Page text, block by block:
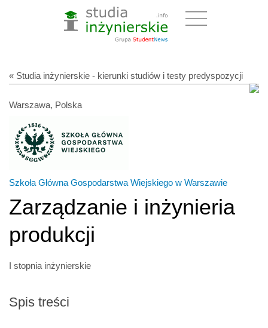
« Studia inżynierskie - kierunki studiów i testy predyspozycji
Warszawa, Polska
Szkoła Główna Gospodarstwa Wiejskiego w Warszawie
Zarządzanie i inżynieria
produkcji
I stopnia inżynierskie
Spis treści